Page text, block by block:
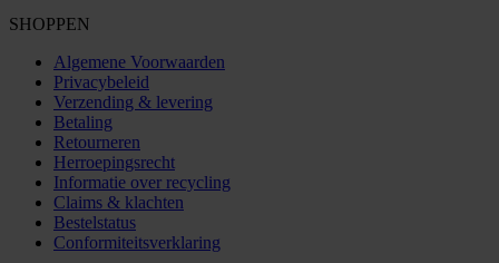
SHOPPEN
Algemene Voorwaarden
Privacybeleid
Verzending & levering
Betaling
Retourneren
Herroepingsrecht
Informatie over recycling
Claims & klachten
Bestelstatus
Conformiteitsverklaring